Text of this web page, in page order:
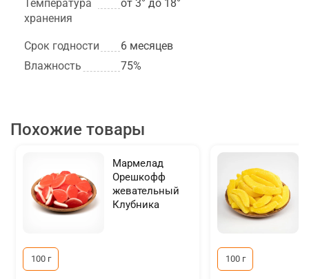
Температура
хранения
от 3° до 18°
Срок годности
6 месяцев
Влажность
75%
Похожие товары
Мармелад
Орешкофф
жевательный
Клубника
100 г 100 г